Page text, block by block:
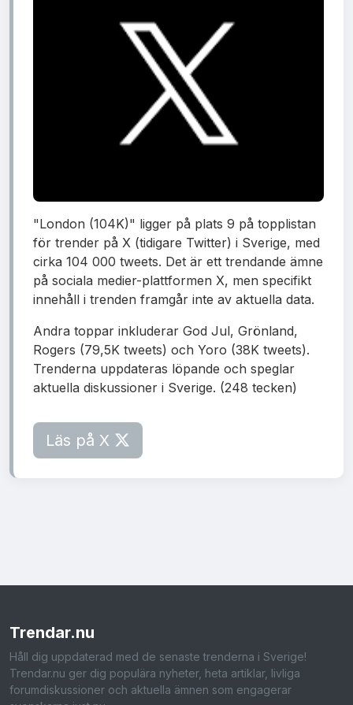
"London (104K)" ligger på plats 9 på topplistan
för trender på X (tidigare Twitter) i Sverige, med
cirka 104 000 tweets. Det är ett trendande ämne
på sociala medier-plattformen X, men specifikt
innehåll i trenden framgår inte av aktuella data.
Andra toppar inkluderar God Jul, Grönland,
Rogers (79,5K tweets) och Yoro (38K tweets).
Trenderna uppdateras löpande och speglar
aktuella diskussioner i Sverige. (248 tecken)
Läs på X
Trendar.nu
Håll dig uppdaterad med de senaste trenderna i Sverige!
Trendar.nu ger dig populära nyheter, heta artiklar, livliga
forumdiskussioner och aktuella ämnen som engagerar